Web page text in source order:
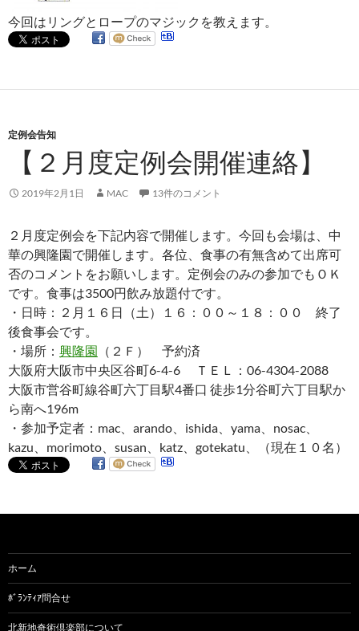
今回はリングとロープのマジックを教えます。
定例会告知
【２月度定例会開催連絡】
2019年2月1日 MAC 13件のコメント
２月度定例会を下記内容で開催します。今回も会場は、中
華の興隆園で開催します。各位、食事の有無含めて出席可
否のコメントをお願いします。定例会のみの参加でもＯＫ
です。食事は3500円飲み放題付です。
・日時：２月１６日（土）１６：００～１８：００ 終了
後食事会です。
・場所： 興隆園 （２Ｆ） 予約済
大阪府大阪市中央区谷町6-4-6 ＴＥＬ：06-4304-2088
大阪市営谷町線谷町六丁目駅4番口 徒歩1分谷町六丁目駅か
ら南へ196m
・参加予定者：mac、arando、ishida、yama、nosac、
kazu、morimoto、susan、katz、gotekatu、（現在１０名）
ホーム
ﾎﾞﾗﾝﾃｨｱ問合せ
北新地奇術倶楽部について